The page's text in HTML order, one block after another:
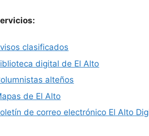
clasificados
digital de El Alto
alteños
de El Alto
de correo electrónico El Alto